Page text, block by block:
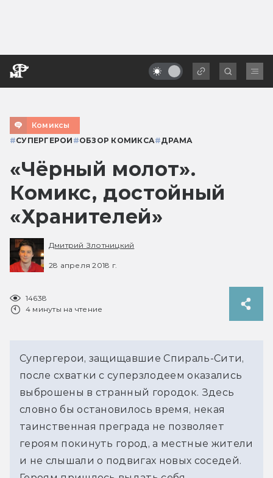
Комиксы
#СУПЕРГЕРОИ #ОБЗОР КОМИКСА#ДРАМА
«Чёрный молот».
Комикс, достойный
«Хранителей»
Дмитрий Злотницкий
28 апреля 2018 г.
14638
4 минуты на чтение
Супергерои, защищавшие Спираль-Сити,
после схватки с суперзлодеем оказались
выброшены в странный городок. Здесь
словно бы остановилось время, некая
таинственная преграда не позволяет
героям покинуть город, а местные жители
и не слышали о подвигах новых соседей.